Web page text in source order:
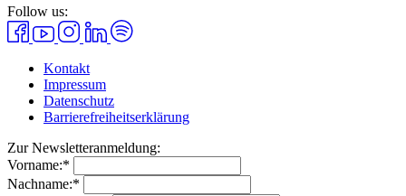
Follow us:
Kontakt
Impressum
Datenschutz
Barrierefreiheitserklärung
Zur Newsletteranmeldung:
Vorname:*
Nachname:*